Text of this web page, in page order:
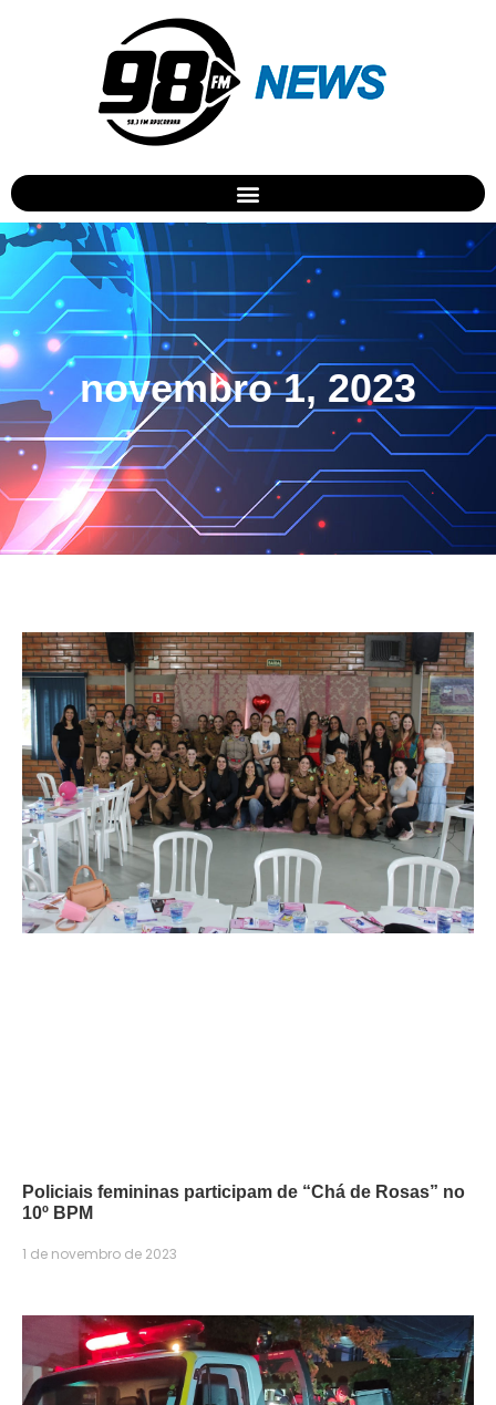
novembro 1, 2023
Policiais femininas participam de “Chá de Rosas” no
10º BPM
1 de novembro de 2023